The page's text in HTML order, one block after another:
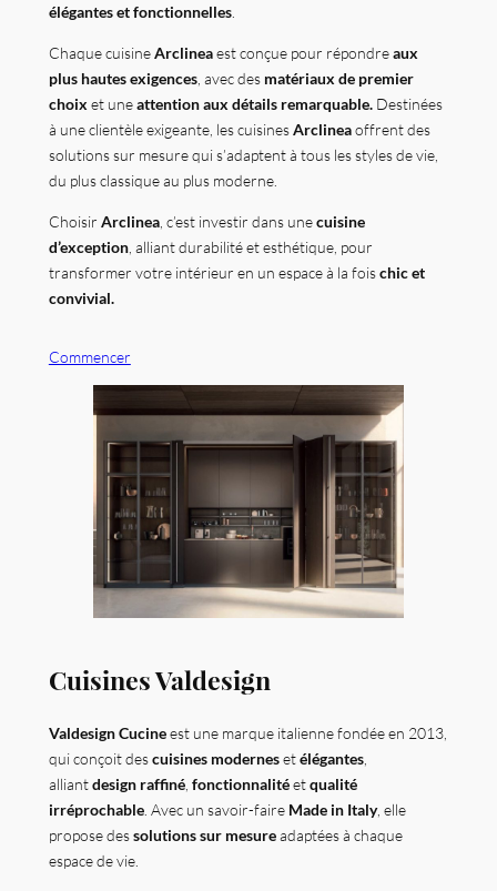
élégantes et fonctionnelles.
Chaque cuisineArclineaest conçue pour répondreaux
plus hautes exigences, avec des matériaux de premier
choix et uneattention aux détails remarquable.Destinées
à une clientèle exigeante, les cuisinesArclineaoffrent des
solutions sur mesure qui s’adaptent à tous les styles de vie,
du plus classique au plus moderne.
Choisir Arclinea, c’est investir dans unecuisine
d’exception, alliant durabilité et esthétique, pour
transformer votre intérieur en un espace à la foischic et
convivial.
Commencer
Cuisines Valdesign
Valdesign Cucineest une marque italienne fondée en 2013,
qui conçoit descuisines modernesetélégantes,
alliantdesign raffiné, fonctionnalitéetqualité
irréprochable. Avec un savoir-faireMade in Italy, elle
propose dessolutions sur mesureadaptées à chaque
espace de vie.